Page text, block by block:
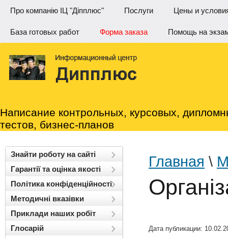
Про компанію ІЦ "Діпплюс" Послуги Цены и
База готовых работ Форма заказа Помощь на
Написание контрольных, курсовых,
тестов, бизнес-планов
Знайти роботу на сайті
Гарантії та оцінка якості
Політика конфіденційності
Методичні вказівки
Приклади наших робіт
Глосарій
Главная \
Дата публикации: